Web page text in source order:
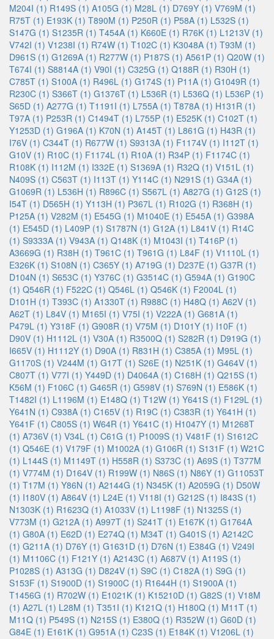
M204I (1) R149S (1) A105G (1) M28L (1) D769Y (1) V769M (1)
R75T (1) E193K (1) T890M (1) P250R (1) P58A (1) L532S (1)
S147G (1) S1235R (1) T454A (1) K660E (1) R76K (1) L1213V (1)
V742I (1) V1238I (1) R74W (1) T102C (1) K3048A (1) T93M (1)
D961S (1) G1269A (1) R277W (1) P187S (1) A561P (1) Q20W (1)
T674I (1) S8814A (1) V90I (1) C325G (1) Q188R (1) R30H (1)
C785T (1) S100A (1) R496L (1) G174S (1) P11A (1) G1049R (1)
R230C (1) S366T (1) G1376T (1) L536R (1) L536Q (1) L536P (1)
S65D (1) A277G (1) T1191I (1) L755A (1) T878A (1) H131R (1)
T97A (1) P253R (1) C1494T (1) L755P (1) E525K (1) C102T (1)
Y1253D (1) G196A (1) K70N (1) A145T (1) L861G (1) H43R (1)
I76V (1) C344T (1) R677W (1) S9313A (1) F1174V (1) I112T (1)
G10V (1) R10C (1) F1174L (1) R10A (1) R34P (1) F1174C (1)
R108K (1) I112M (1) I332E (1) S1369A (1) R32Q (1) V151L (1)
N409S (1) C563T (1) I113T (1) Y114C (1) N291S (1) G34A (1)
G1069R (1) L536H (1) R896C (1) S567L (1) A827G (1) G12S (1)
I54T (1) D565H (1) Y113H (1) P367L (1) R102G (1) R368H (1)
P125A (1) V282M (1) E545G (1) M1040E (1) E545A (1) G398A
(1) E545D (1) L409P (1) S1787N (1) G12A (1) L841V (1) R14C
(1) S9333A (1) V943A (1) Q148K (1) M1043I (1) T416P (1)
A3669G (1) R38H (1) T961C (1) T961G (1) L84F (1) V1110L (1)
E326K (1) S108N (1) C365Y (1) A719G (1) D237E (1) G37R (1)
D104N (1) S653C (1) Y376C (1) G3514C (1) G594A (1) G190C
(1) Q546R (1) F522C (1) Q546L (1) Q546K (1) F2004L (1)
D101H (1) T393C (1) A1330T (1) R988C (1) H48Q (1) A62V (1)
A62T (1) L84V (1) M165I (1) V75I (1) V222A (1) G681A (1)
P479L (1) Y318F (1) G908R (1) V75M (1) D101Y (1) I10F (1)
D90V (1) H1112L (1) V30A (1) R3500Q (1) S282R (1) D919G (1)
I665V (1) H1112Y (1) D90A (1) R831H (1) C385A (1) M95L (1)
G1170S (1) V244M (1) G17T (1) S26E (1) N251K (1) G464V (1)
C807T (1) V77I (1) Y449D (1) D4064A (1) C168H (1) Q215S (1)
K56M (1) F106C (1) G465R (1) G598V (1) S769N (1) E586K (1)
T1482I (1) L1196M (1) E148Q (1) T12W (1) Y641S (1) F129L (1)
Y641N (1) C938A (1) C165V (1) R19C (1) C383R (1) Y641H (1)
Y641F (1) C805S (1) W64R (1) Y641C (1) H1047Y (1) M1268T
(1) A736V (1) V34L (1) C61G (1) P1009S (1) V481F (1) S1612C
(1) Q546E (1) V179F (1) M1002A (1) G106R (1) S131F (1) W21C
(1) L144S (1) M1149T (1) H558R (1) S373C (1) A69S (1) T377M
(1) V774M (1) D164V (1) R199W (1) N86S (1) N86Y (1) G11053T
(1) T17M (1) Y86N (1) A2144G (1) N345K (1) A2059G (1) D50W
(1) I180V (1) A864V (1) L24E (1) V118I (1) G212S (1) I843S (1)
N1303K (1) R1623Q (1) A1033V (1) L1198F (1) N1325S (1)
V773M (1) G212A (1) A997T (1) S241T (1) E167K (1) G1764A
(1) G80A (1) E62D (1) E274Q (1) M34T (1) G401S (1) A2142C
(1) G211A (1) D76Y (1) G1631D (1) D76N (1) E384G (1) V249I
(1) M1106C (1) F121Y (1) A2143C (1) A687V (1) A119S (1)
P1028S (1) A313G (1) D824V (1) S9C (1) C182A (1) S9G (1)
S153F (1) S1900D (1) S1900C (1) R1644H (1) S1900A (1)
T1456G (1) R702W (1) E1021K (1) K15210D (1) G82S (1) V18M
(1) A27L (1) L28M (1) T351I (1) K121Q (1) H180Q (1) M11T (1)
M11Q (1) P549S (1) N215S (1) E380Q (1) R352W (1) G60D (1)
G84E (1) E161K (1) G951A (1) C23S (1) E184K (1) V1206L (1)